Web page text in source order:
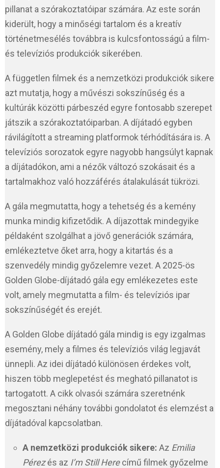
pillanat a szórakoztatóipar számára. Az este során
kiderült, hogy a minőségi tartalom és a kreatív
történetmesélés továbbra is kulcsfontosságú a film-
és televíziós produkciók sikerében.
A független filmek és a nemzetközi produkciók sikere
azt mutatja, hogy a művészi sokszínűség és a
kultúrák közötti párbeszéd egyre fontosabb szerepet
játszik a szórakoztatóiparban. A díjátadó egyben
rávilágított a streaming platformok térhódítására is. A
televíziós sorozatok egyre nagyobb hangsúlyt kapnak
a díjátadókon, ami a nézők változó szokásait és a
tartalmakhoz való hozzáférés átalakulását tükrözi.
A gála megmutatta, hogy a tehetség és a kemény
munka mindig kifizetődik. A díjazottak mindegyike
példaként szolgálhat a jövő generációk számára,
emlékeztetve őket arra, hogy a kitartás és a
szenvedély mindig győzelemre vezet. A 2025-ös
Golden Globe-díjátadó gála egy emlékezetes este
volt, amely megmutatta a film- és televíziós ipar
sokszínűségét és erejét.
A Golden Globe díjátadó gála mindig is egy izgalmas
esemény, mely a filmes és televíziós világ legjavát
ünnepli. Az idei díjátadó különösen érdekes volt,
hiszen több meglepetést és megható pillanatot is
tartogatott. A cikk olvasói számára szeretnénk
megosztani néhány további gondolatot és elemzést a
díjátadóval kapcsolatban.
A nemzetközi produkciók sikere: Az Emilia
Pérezés az I’m Still Herecímű filmek győzelme